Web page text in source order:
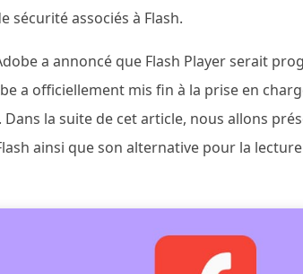
sécurité associés à Flash.
a annoncé que Flash Player serait
a officiellement mis fin à la prise en
Dans la suite de cet article, nous allons
ainsi que son alternative pour la